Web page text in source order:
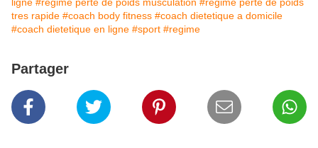
tres rapide #coach body fitness #coach dietetique a domicile
#coach dietetique en ligne #sport #regime
Partager